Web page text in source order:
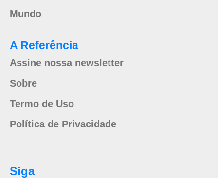
Mundo
A Referência
Assine nossa newsletter
Sobre
Termo de Uso
Política de Privacidade
Siga